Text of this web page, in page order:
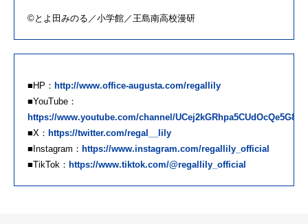
©とよ田みのる／小学館／王島南高校漫研
■HP： http://www.office-augusta.com/regallily
■YouTube：
https://www.youtube.com/channel/UCej2kGRhpa5CUdOcQe5G8ZA
■X： https://twitter.com/regal__lily
■Instagram： https://www.instagram.com/regallily_official
■TikTok： https://www.tiktok.com/@regallily_official